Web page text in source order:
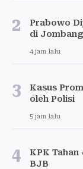
2
Prabowo
di Jombang
4 jam lalu
3
Kasus
oleh Polisi
5 jam lalu
4
KPK
BJB